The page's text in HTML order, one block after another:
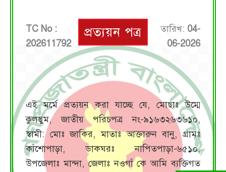
TC No :
202611792
প্রত্যয়ন পত্র তারিখ: 04-
06-2026
এই মর্মে প্রত্যয়ন করা যাচ্ছে যে, মোছাঃ উম্মে
কুলছুম, জাতীয় পরিচপত্র নং-৯১৬৩২৬৩৬১০,
স্বামী: মোঃ জাকির, মাতাঃ আক্তারুন বানু, গ্রামঃ
কাঁশোপাড়া, ডাকঘরঃ নাপিতপাড়া-৬৫১০,
উপজেলাঃ মান্দা, জেলাঃ নওগাঁ কে আমি ব্যক্তিগত